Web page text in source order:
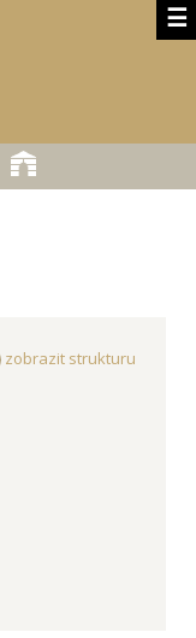
☰
zobrazit strukturu